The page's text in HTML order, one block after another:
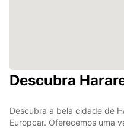
Descubra
Descubra a bela cidade de
Europcar. Oferecemos uma